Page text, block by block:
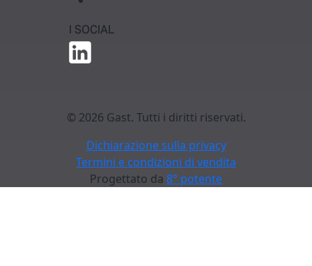
I SOCIAL
© 2026 Gast. Tutti i diritti riservati.
Dichiarazione sulla privacy
Termini e condizioni di vendita
Progettato da 8° potente